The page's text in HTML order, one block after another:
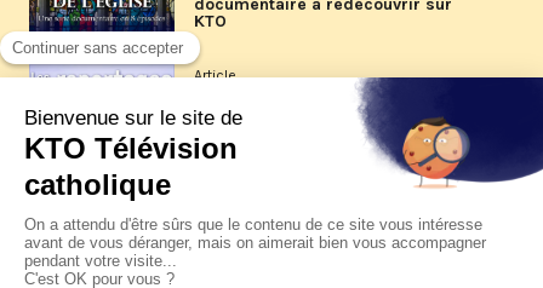
documentaire à redécouvrir sur
KTO
Article
Les reportages d'été 2026 de KTO
La visite pastorale du pape Léon
XIV à Assise à suivre sur KTO le
jeudi 6 août